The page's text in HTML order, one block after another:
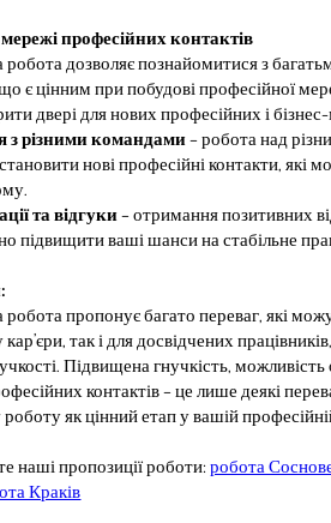
професійних контактів
дозволяє познайомитися з
є цінним при побудові професійної
двері для нових професійних і
з різними командами– робота над
нові професійні контакти, які
та відгуки– отримання позитивних
підвищити ваші шанси на стабільне
пропонує багато переваг, які
так і для досвідчених
Підвищена гнучкість,
контактів – це лише деякі
як цінний етап у вашій
наші пропозиції роботи:робота
Краків